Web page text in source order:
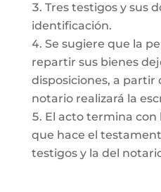
Tres testigos y sus
identificación.
Se sugiere que la
repartir sus bienes
disposiciones, a partir
notario realizará la
El acto termina con
que hace el
testigos y la del